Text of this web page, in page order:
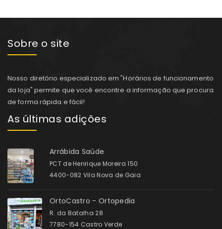
Sobre o site
Nosso diretório especializado em "Horários de funcionamento
da loja" permite que você encontre a informação que procura
de forma rápida e fácil!
As últimas adições
Arrábida Saúde
PCT de Henrique Moreira 150
4400-082 Vila Nova de Gaia
OrtoCastro - Ortopedia
R. da Batalha 28
7780-154 Castro Verde